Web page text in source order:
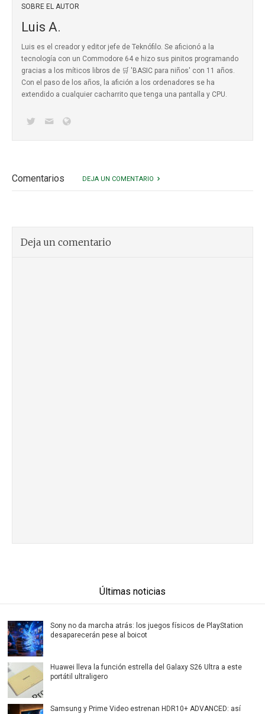
SOBRE EL AUTOR
Luis A.
Luis es el creador y editor jefe de Teknófilo. Se aficionó a la
tecnología con un Commodore 64 e hizo sus pinitos programando
gracias a los míticos libros de 🛒 'BASIC para niños' con 11 años.
Con el paso de los años, la afición a los ordenadores se ha
extendido a cualquier cacharrito que tenga una pantalla y CPU.
Comentarios DEJA UN COMENTARIO
Deja un comentario
Últimas noticias
Sony no da marcha atrás: los juegos físicos de PlayStation
desaparecerán pese al boicot
Huawei lleva la función estrella del Galaxy S26 Ultra a este
portátil ultraligero
Samsung y Prime Video estrenan HDR10+ ADVANCED: así